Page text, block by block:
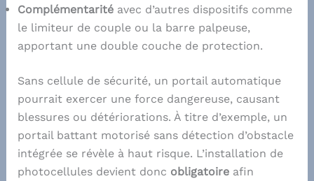
Complémentaritéavec d’autres dispositifs comme
le limiteur de couple ou la barre palpeuse,
apportant une double couche de protection.
Sans cellule de sécurité, un portail automatique
pourrait exercer une force dangereuse, causant
blessures ou détériorations. À titre d’exemple, un
portail battant motorisé sans détection d’obstacle
intégrée se révèle à haut risque. L’installation de
photocellules devient donc obligatoireafin